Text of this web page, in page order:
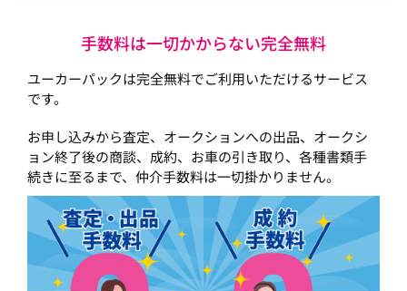
手数料は一切かからない完全無料
ユーカーパックは完全無料でご利用いただけるサービス
です。
お申し込みから査定、オークションへの出品、オークシ
ョン終了後の商談、成約、お車の引き取り、各種書類手
続きに至るまで、仲介手数料は一切掛かりません。